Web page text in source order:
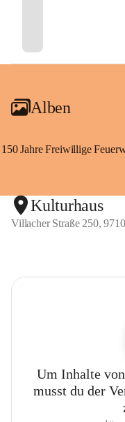
Alben
Kulturhaus
Villacher Straße 250,
Um Inhalte
musst du der